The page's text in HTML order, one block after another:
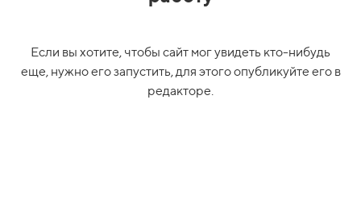
Если вы хотите, чтобы сайт мог увидеть кто-нибудь
еще, нужно его запустить, для этого опубликуйте его в
редакторе.